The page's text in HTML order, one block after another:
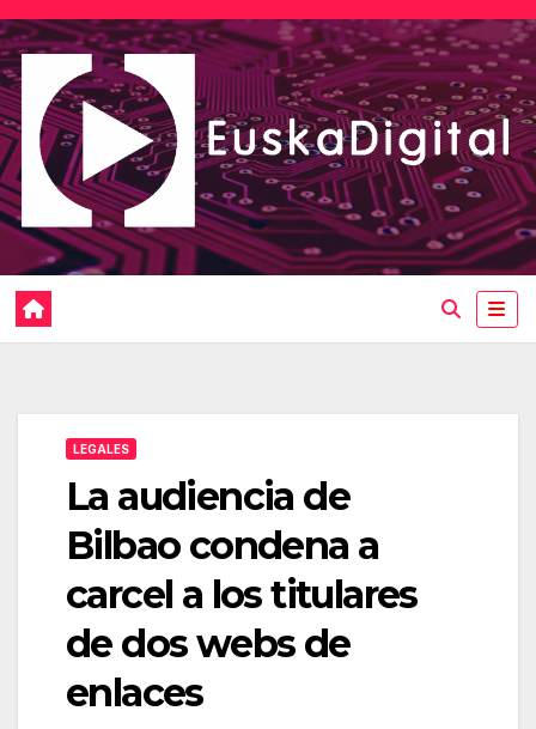
Saltar
al
contenido
LEGALES
La audiencia de
Bilbao condena a
carcel a los titulares
de dos webs de
enlaces